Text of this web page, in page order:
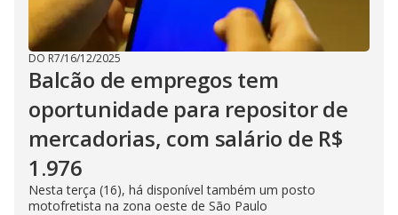
DO R7/16/12/2025
Balcão de empregos tem
oportunidade para repositor de
mercadorias, com salário de R$
1.976
Nesta terça (16), há disponível também um posto
motofretista na zona oeste de São Paulo